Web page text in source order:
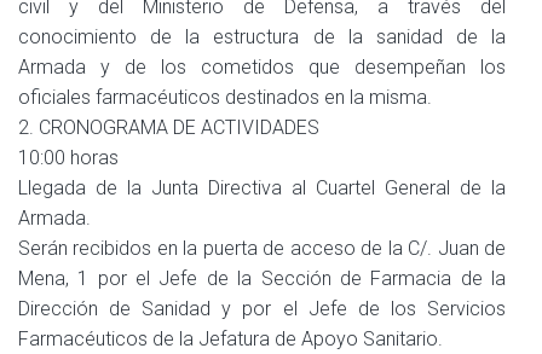
civil y del Ministerio de Defensa, a través del
conocimiento de la estructura de la sanidad de la
Armada y de los cometidos que desempeñan los
oficiales farmacéuticos destinados en la misma.
2. CRONOGRAMA DE ACTIVIDADES
10:00 horas
Llegada de la Junta Directiva al Cuartel General de la
Armada.
Serán recibidos en la puerta de acceso de la C/. Juan de
Mena, 1 por el Jefe de la Sección de Farmacia de la
Dirección de Sanidad y por el Jefe de los Servicios
Farmacéuticos de la Jefatura de Apoyo Sanitario.